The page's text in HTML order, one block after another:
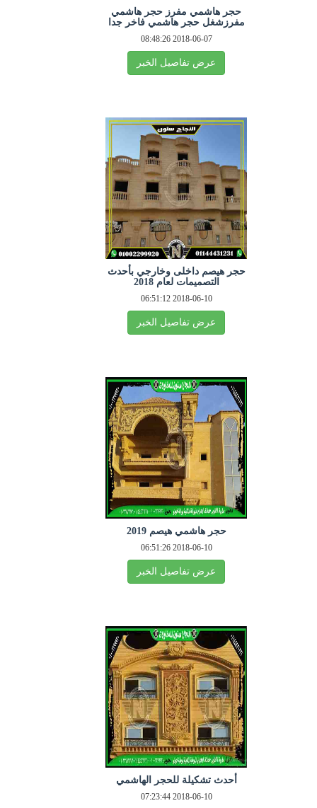
حجر هاشمي مفرز حجر هاشمي
مفرزشغل حجر هاشمي فاخر جدا
2018-06-07 08:48:26
عرض تفاصيل الخبر
حجر هيصم داخلى وخارجي بأحدث
التصميمات لعام 2018
2018-06-10 06:51:12
عرض تفاصيل الخبر
حجر هاشمي هيصم 2019
2018-06-10 06:51:26
عرض تفاصيل الخبر
أحدث تشكيلة للحجر الهاشمي
2018-06-10 07:23:44